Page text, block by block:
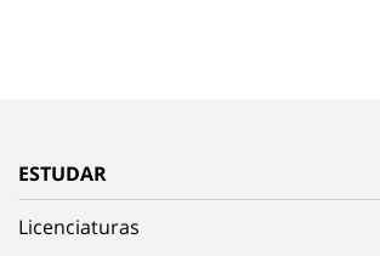
ESTUDAR
Licenciaturas